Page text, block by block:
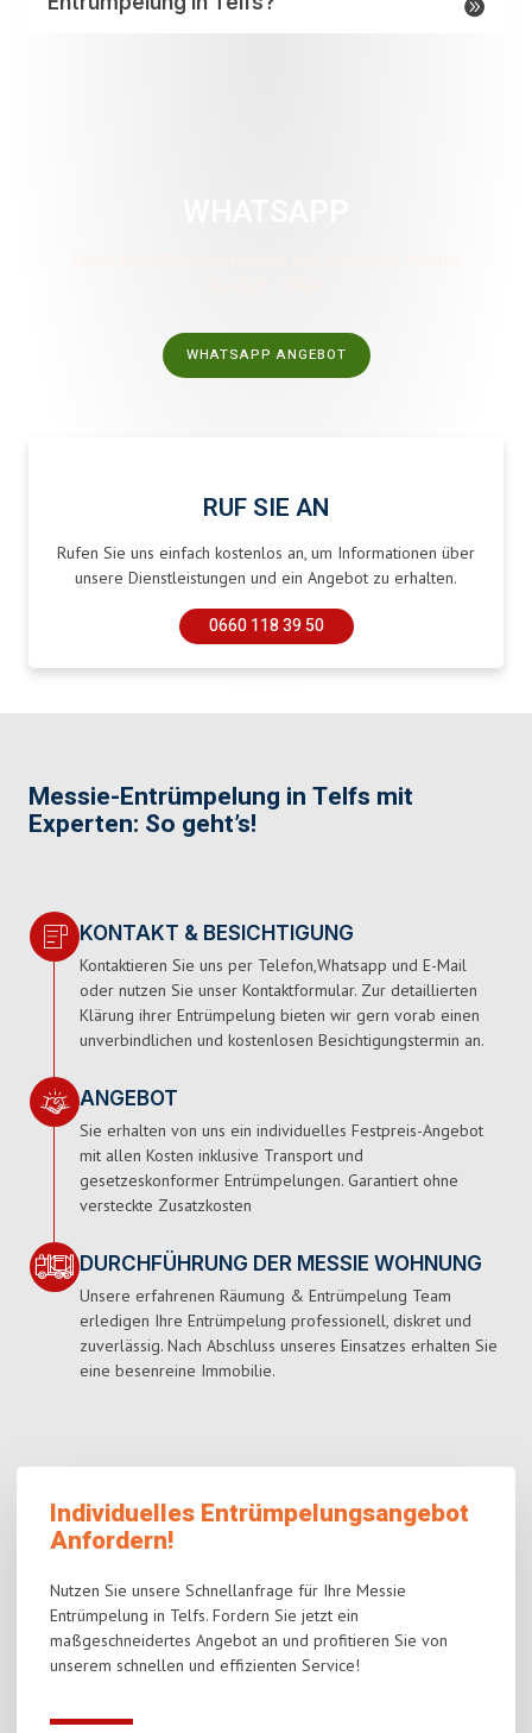
WHATSAPP ANGEBOT
RUF SIE AN
Rufen Sie uns einfach kostenlos an, um Informationen über
unsere Dienstleistungen und ein Angebot zu erhalten.
0660 118 39 50
Messie-Entrümpelung in Telfs mit
Experten: So geht’s!
KONTAKT & BESICHTIGUNG
Kontaktieren Sie uns per Telefon,Whatsapp und E-Mail
oder nutzen Sie unser Kontaktformular. Zur detaillierten
Klärung ihrer Entrümpelung bieten wir gern vorab einen
unverbindlichen und kostenlosen Besichtigungstermin an.
ANGEBOT
Sie erhalten von uns ein individuelles Festpreis-Angebot
mit allen Kosten inklusive Transport und
gesetzeskonformer Entrümpelungen. Garantiert ohne
versteckte Zusatzkosten
DURCHFÜHRUNG DER MESSIE WOHNUNG
Unsere erfahrenen Räumung & Entrümpelung Team
erledigen Ihre Entrümpelung professionell, diskret und
zuverlässig. Nach Abschluss unseres Einsatzes erhalten Sie
eine besenreine Immobilie.
Individuelles Entrümpelungsangebot
Anfordern!
Nutzen Sie unsere Schnellanfrage für Ihre Messie
Entrümpelung in Telfs. Fordern Sie jetzt ein
maßgeschneidertes Angebot an und profitieren Sie von
unserem schnellen und effizienten Service!